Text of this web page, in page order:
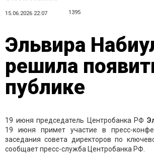
15.06.2026 22:07 1395
Эльвира
решила
публике
19 июня председатель Центробанка РФ
19 июня примет участие в пресс-
заседания совета директоров по
сообщает пресс-служба Центробанка РФ.